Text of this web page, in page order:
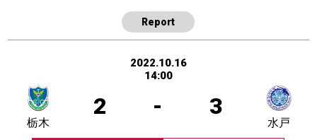
Report
2022.10.16
14:00
2 - 3
栃木 水戸